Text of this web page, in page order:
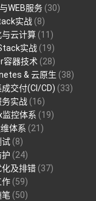
WEB服务 (30)
实战 (8)
与云计算 (11)
实战 (19)
容器技术 (28)
& 云原生 (38)
交付(CI/CD) (33)
务实战 (16)
监控体系 (19)
体系 (21)
试 (8)
(24)
及排错 (37)
作 (59)
笔 (50)